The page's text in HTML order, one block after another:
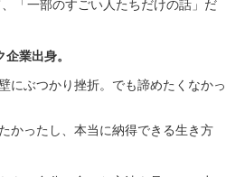
「一部のすごい人たちだけの話」だ
業出身。
にぶつかり挫折。でも諦めたくなかっ
かったし、本当に納得できる生き方